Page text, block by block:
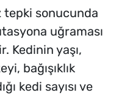
tepki sonucunda
uğraması
Kedinin yaşı,
bağışıklık
kedi sayısı ve